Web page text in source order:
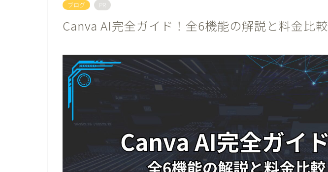
ブログ PR
Canva AI完全ガイド！全6機能の解説と料金比較